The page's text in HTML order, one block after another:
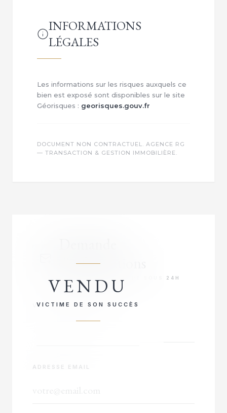
INFORMATIONS
LÉGALES
Les informations sur les risques auxquels ce
bien est exposé sont disponibles sur le site
Géorisques : georisques.gouv.fr
DOCUMENT NON CONTRACTUEL. AGENCE RG
— TRANSACTION & GESTION IMMOBILIÈRE.
VENDU
VICTIME DE SON SUCCÈS
d'informations
RÉPONSE PRIORITAIRE SOUS 24H
VOTRE NOM COMPLET
ADRESSE EMAIL